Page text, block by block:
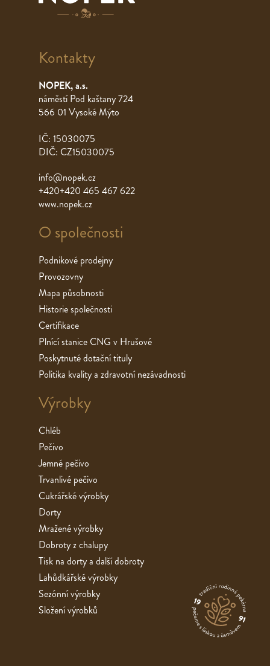
Kontakty
NOPEK, a.s.
náměstí Pod kaštany 724
566 01 Vysoké Mýto
IČ: 15030075
DIČ: CZ15030075
info@nopek.cz
+420+420 465 467 622
www.nopek.cz
O společnosti
Podnikové prodejny
Provozovny
Mapa působnosti
Historie společnosti
Certifikace
Plnící stanice CNG v Hrušové
Poskytnuté dotační tituly
Politika kvality a zdravotní nezávadnosti
Výrobky
Chléb
Pečivo
Jemné pečivo
Trvanlivé pečivo
Cukrářské výrobky
Dorty
Mražené výrobky
Dobroty z chalupy
Tisk na dorty a další dobroty
Lahůdkářské výrobky
Sezónní výrobky
Složení výrobků